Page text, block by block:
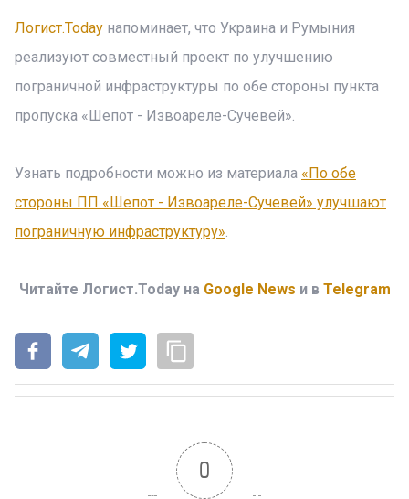
Логист.Today напоминает, что Украина и Румыния
реализуют совместный проект по улучшению
пограничной инфраструктуры по обе стороны пункта
пропуска «Шепот - Извоареле-Сучевей».
Узнать подробности можно из материала «По обе
стороны ПП «Шепот - Извоареле-Сучевей» улучшают
пограничную инфраструктуру».
Читайте Логист.Today на Google News и в Telegram
0